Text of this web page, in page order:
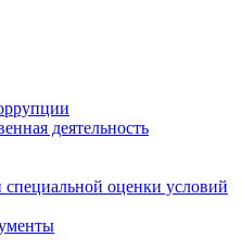
деятельность
оценки условий